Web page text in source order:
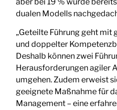
dualen Modells
„Geteilte Führung geht
und doppelter
Deshalb können zwei
Herausforderungen agiler
umgehen. Zudem erweist
geeignete Maßnahme für
Management – eine